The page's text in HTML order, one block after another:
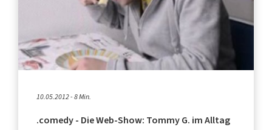
10.05.2012 - 8 Min.
.comedy - Die Web-Show: Tommy G. im Alltag